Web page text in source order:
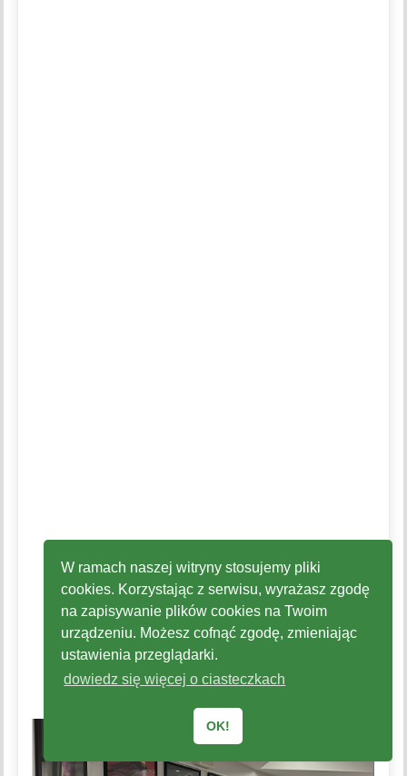
W ramach naszej witryny stosujemy pliki
cookies. Korzystając z serwisu, wyrażasz zgodę
na zapisywanie plików cookies na Twoim
urządzeniu. Możesz cofnąć zgodę, zmieniając
ustawienia przeglądarki.
dowiedz się więcej o ciasteczkach
OK!